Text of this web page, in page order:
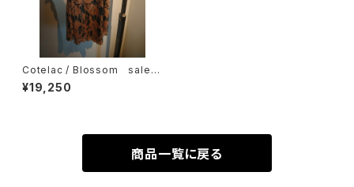
Cotelac / Blossom sale
￥３８５００→￥１９２５０
¥19,250
商品一覧に戻る